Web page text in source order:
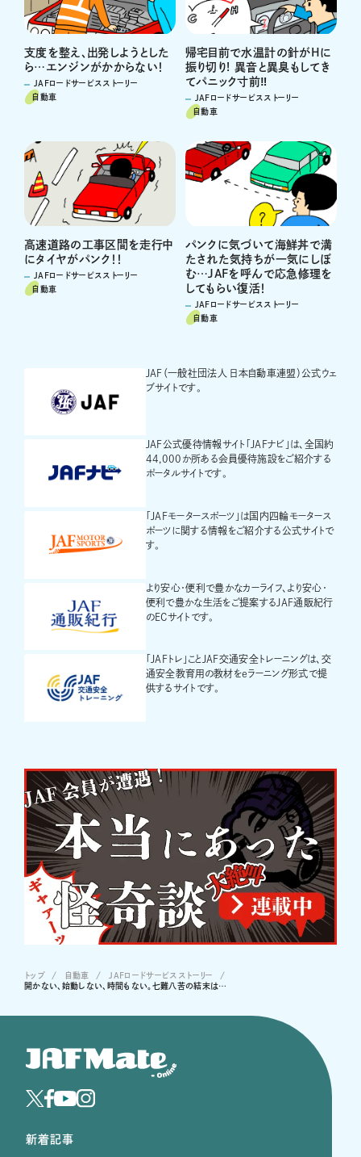
支度を整え、出発しようとした
ら…エンジンがかからない！
JAFロードサービスストーリー
自動車
帰宅目前で水温計の針がHに
振り切り! 異音と異臭もしてき
てパニック寸前‼
JAFロードサービスストーリー
自動車
高速道路の工事区間を走行中
にタイヤがパンク！！
JAFロードサービスストーリー
自動車
パンクに気づいて海鮮丼で満
たされた気持ちが一気にしぼ
む…JAFを呼んで応急修理を
してもらい復活！
JAFロードサービスストーリー
自動車
JAF（一般社団法人 日本自動車連盟）公式ウェ
ブサイトです。
JAF公式優待情報サイト「JAFナビ」は、全国約
44,000か所ある会員優待施設をご紹介する
ポータルサイトです。
「JAFモータースポーツ」は国内四輪モータース
ポーツに関する情報をご紹介する公式サイトで
す。
より安心・便利で豊かなカーライフ、より安心・
便利で豊かな生活をご提案するJAF通販紀行
のECサイトです。
「JAFトレ」ことJAF交通安全トレーニングは、交
通安全教育用の教材をeラーニング形式で提
供するサイトです。
トップ 自動車
JAFロードサービスストーリー
開かない、始動しない、時間もない。七難八苦の結末は…
新着記事